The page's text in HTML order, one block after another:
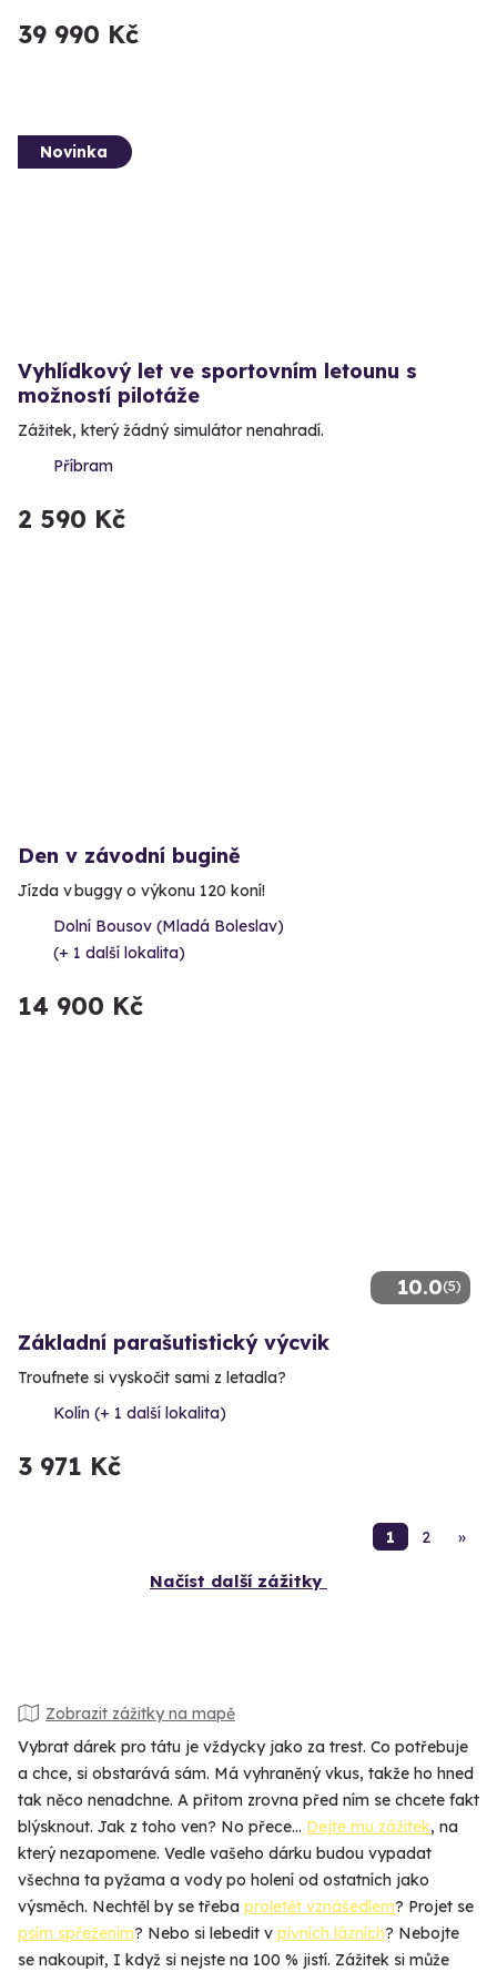
39 990 Kč
Novinka
Vyhlídkový let ve sportovním letounu s
možností pilotáže
Zážitek, který žádný simulátor nenahradí.
Příbram
2 590 Kč
Den v závodní bugině
Jízda v buggy o výkonu 120 koní!
Dolní Bousov (Mladá Boleslav)
(+ 1 další lokalita)
14 900 Kč
10.0(5)
Základní parašutistický výcvik
Troufnete si vyskočit sami z letadla?
Kolín (+ 1 další lokalita)
3 971 Kč
1 2 »
Načíst další zážitky
Zobrazit zážitky na mapě
Vybrat dárek pro tátu je vždycky jako za trest. Co potřebuje
a chce, si obstarává sám. Má vyhraněný vkus, takže ho hned
tak něco nenadchne. A přitom zrovna před ním se chcete fakt
blýsknout. Jak z toho ven? No přece… Dejte mu zážitek, na
který nezapomene. Vedle vašeho dárku budou vypadat
všechna ta pyžama a vody po holení od ostatních jako
výsměch. Nechtěl by se třeba proletět vznášedlem? Projet se
psím spřežením? Nebo si lebedit v pivních lázních? Nebojte
se nakoupit, I když si nejste na 100 % jistí. Zážitek si může